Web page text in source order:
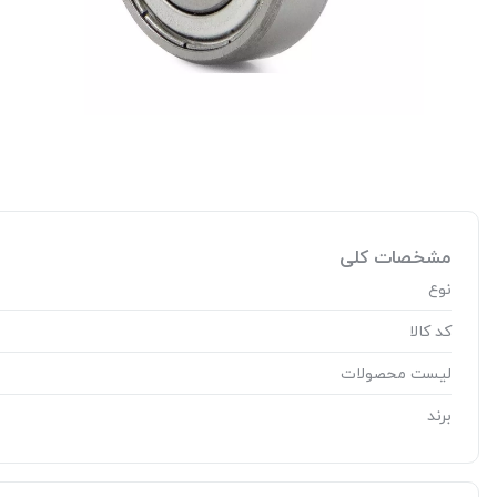
مشخصات کلی
نوع
کد کالا
لیست محصولات
برند